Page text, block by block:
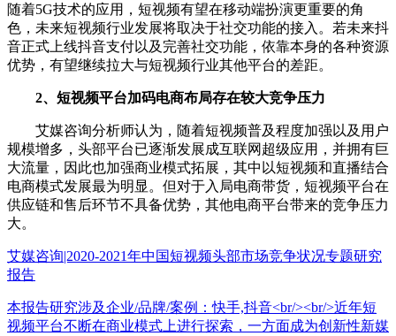
随着5G技术的应用，短视频有望在移动端扮演更重要的角
色，未来短视频行业发展将取决于社交功能的接入。若未来抖
音正式上线抖音支付以及完善社交功能，依靠本身的各种资源
优势，有望继续拉大与短视频行业其他平台的差距。
2、短视频平台加码电商布局存在较大竞争压力
艾媒咨询分析师认为，随着短视频普及程度加强以及用户
规模增多，头部平台已逐渐发展成互联网超级应用，并拥有巨
大流量，因此也加强商业模式拓展，其中以短视频和直播结合
电商模式发展最为明显。但对于入局电商带货，短视频平台在
供应链和售后环节不具备优势，其他电商平台带来的竞争压力
大。
艾媒咨询|2020-2021年中国短视频头部市场竞争状况专题研究
报告
本报告研究涉及企业/品牌/案例：快手,抖音<br/><br/>近年短
视频平台不断在商业模式上进行探索，一方面成为创新性新媒